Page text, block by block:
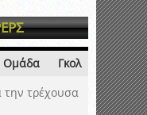
Ομάδα
Γκολ
την τρέχουσα